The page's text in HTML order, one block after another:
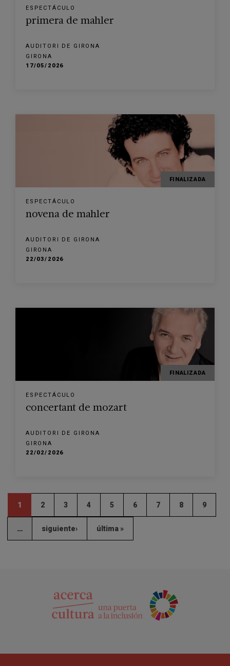
ESPECTÁCULO
primera de mahler
AUDITORI DE GIRONA
GIRONA
17/05/2026
FINALIZADA
ESPECTÁCULO
novena de mahler
AUDITORI DE GIRONA
GIRONA
22/03/2026
FINALIZADA
ESPECTÁCULO
concertant de mozart
AUDITORI DE GIRONA
GIRONA
22/02/2026
1 2 3 4 5 6 7 8 9
… siguiente› última »